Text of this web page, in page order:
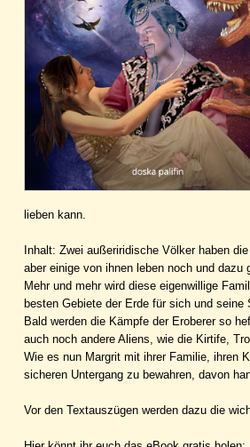
lieben kann.
Inhalt: Zwei außeriridische Völker haben
aber einige von ihnen leben noch und dazu
Mehr und mehr wird diese eigenwillige
besten Gebiete der Erde für sich und seine
Bald werden die Kämpfe der Eroberer so
auch noch andere Aliens, wie die Kirtife,
Wie es nun Margrit mit ihrer Familie, ihren
sicheren Untergang zu bewahren, davon
Vor den Textauszügen werden dazu die